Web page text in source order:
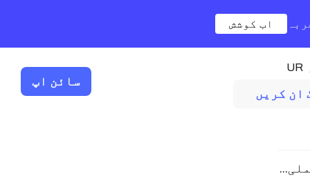
ان کریں
سائن اپ
اب کوشش